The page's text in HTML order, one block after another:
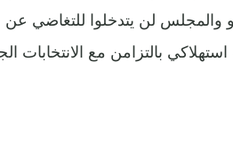
والمجلس لن يتدخلوا للتغاضي
بالتزامن مع الانتخابات